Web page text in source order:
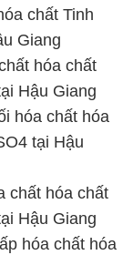
chất Tinh
Giang
hóa chất
Hậu Giang
hóa chất hóa
tại Hậu
chất hóa chất
Hậu Giang
hóa chất hóa